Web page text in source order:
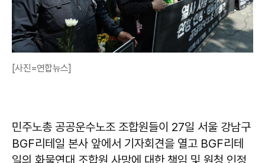
[사진=연합뉴스]
민주노총 공공운수노조 조합원들이 27일 서울 강남구
BGF리테일 본사 앞에서 기자회견을 열고 BGF리테
일의 화물연대 조합원 사망에 대한 책임 및 원청 인정,